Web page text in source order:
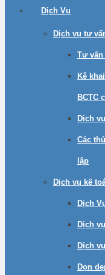
Dịch Vụ
Dịch vụ tư
Tư vấn
Kê
BCTC
Dịch
Các
lập
Dịch vụ kế
Dịch
Dịch
Dịch
Dọn